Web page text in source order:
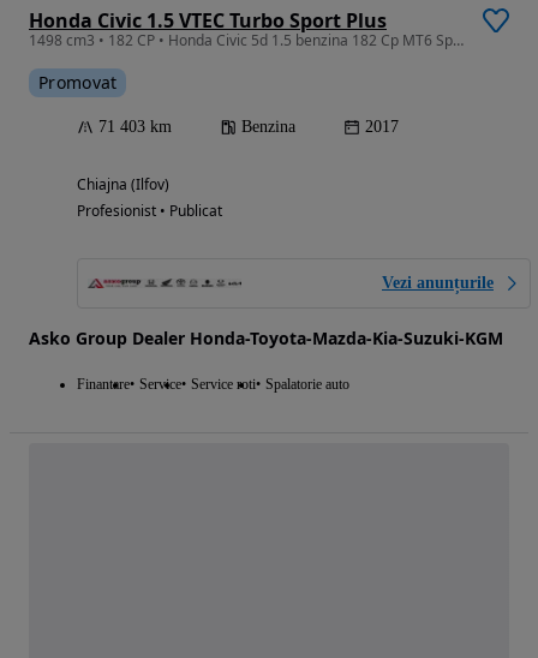
Honda Civic 1.5 VTEC Turbo Sport Plus
1498 cm3 • 182 CP • Honda Civic 5d 1.5 benzina 182 Cp MT6 Sport Plus
Promovat
71 403 km Benzina 2017
Chiajna (Ilfov)
Profesionist • Publicat
Vezi anunțurile
Asko Group Dealer Honda-Toyota-Mazda-Kia-Suzuki-KGM
Finantare Service Service roti Spalatorie auto